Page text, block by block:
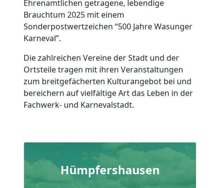
Ehrenamtlichen getragene, lebendige
Brauchtum 2025 mit einem
Sonderpostwertzeichen “500 Jahre Wasunger
Karneval”.
Die zahlreichen Vereine der Stadt und der
Ortsteile tragen mit ihren Veranstaltungen
zum breitgefächerten Kulturangebot bei und
bereichern auf vielfältige Art das Leben in der
Fachwerk- und Karnevalstadt.
Hümpfershausen